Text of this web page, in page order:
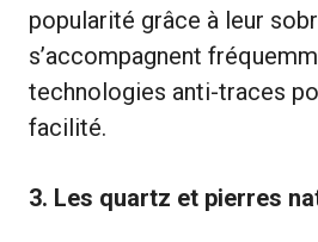
popularité grâce à leur
s’accompagnent
technologies anti-traces
facilité.
3. Les quartz et pierres